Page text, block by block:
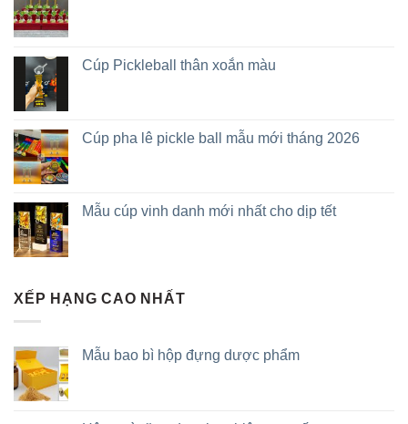
Cúp Pickleball thân xoắn màu
Cúp pha lê pickle ball mẫu mới tháng 2026
Mẫu cúp vinh danh mới nhất cho dịp tết
XẾP HẠNG CAO NHẤT
Mẫu bao bì hộp đựng dược phẩm